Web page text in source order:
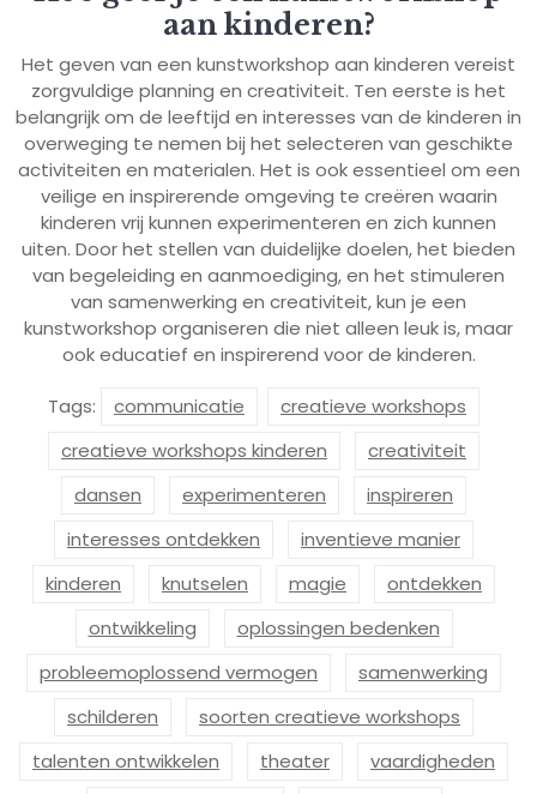
aan kinderen?
Het geven van een kunstworkshop aan kinderen vereist
zorgvuldige planning en creativiteit. Ten eerste is het
belangrijk om de leeftijd en interesses van de kinderen in
overweging te nemen bij het selecteren van geschikte
activiteiten en materialen. Het is ook essentieel om een
veilige en inspirerende omgeving te creëren waarin
kinderen vrij kunnen experimenteren en zich kunnen
uiten. Door het stellen van duidelijke doelen, het bieden
van begeleiding en aanmoediging, en het stimuleren
van samenwerking en creativiteit, kun je een
kunstworkshop organiseren die niet alleen leuk is, maar
ook educatief en inspirerend voor de kinderen.
Tags: communicatie
creatieve workshops
creatieve workshops kinderen
creativiteit
dansen
experimenteren
inspireren
interesses ontdekken
inventieve manier
kinderen
knutselen magie
ontdekken
ontwikkeling
oplossingen bedenken
probleemoplossend vermogen
samenwerking
schilderen
soorten creatieve workshops
talenten ontwikkelen
theater
vaardigheden